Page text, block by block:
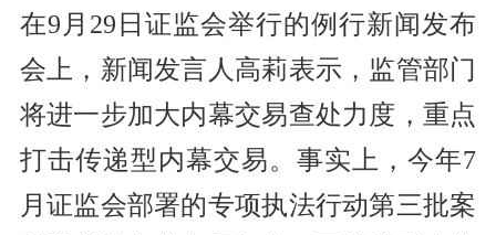
在9月29日证监会举行的例行新闻发布
会上，新闻发言人高莉表示，监管部门
将进一步加大内幕交易查处力度，重点
打击传递型内幕交易。事实上，今年7
月证监会部署的专项执法行动第三批案